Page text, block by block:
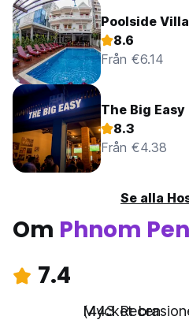
Poolside Villa
8.6
Från €6.14
The Big
8.3
Från €4.38
Se alla
Om Phnom
7.4
Mycket bra
(443